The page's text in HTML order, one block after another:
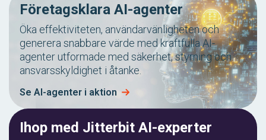
Företagsklara AI-agenter
Öka effektiviteten, användarvänligheten och
generera snabbare värde med kraftfulla AI-
agenter utformade med säkerhet, styrning och
ansvarsskyldighet i åtanke.
Se AI-agenter i aktion
Ihop med Jitterbit AI-experter